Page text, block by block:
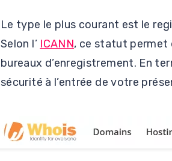
Le type le plus courant est le
Selon l’ ICANN, ce statut permet
bureaux d’enregistrement. En
sécurité à l’entrée de votre